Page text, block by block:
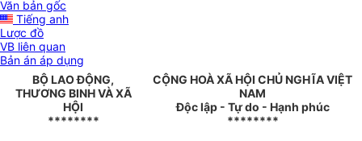
Văn bản gốc
Tiếng anh
Lược đồ
VB liên quan
Bản án áp dụng
BỘ LAO ĐỘNG,
THƯƠNG BINH VÀ XÃ
HỘI
********
CỘNG HOÀ XÃ HỘI CHỦ NGHĨA VIỆT
NAM
Độc lập - Tự do - Hạnh phúc
********